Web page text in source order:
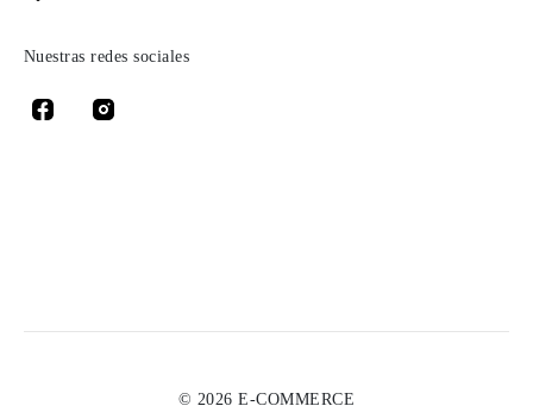
Nuestras redes sociales
© 2026 E-COMMERCE